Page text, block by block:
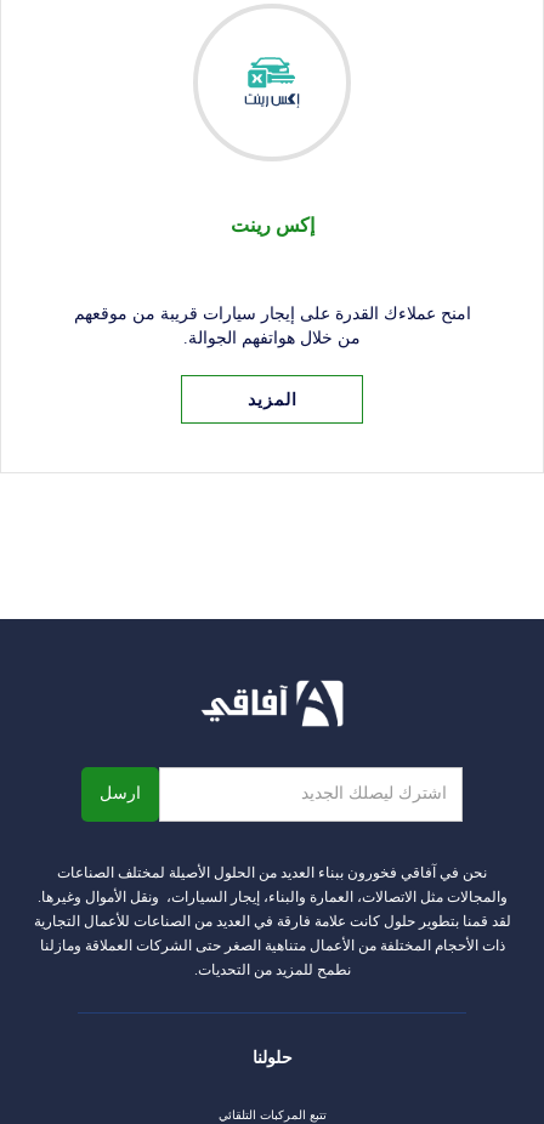
المزيد
إكس رينت
نحن في آفاقي فخورون ببناء العديد من الحلول الأصيلة لمختلف الصناعات
والمجالات مثل الاتصالات، العمارة والبناء، إيجار السيارات، ونقل الأموال وغيرها.
لقد قمنا بتطوير حلول كانت علامة فارقة في العديد من الصناعات للأعمال التجارية
ذات الأحجام المختلفة من الأعمال متناهية الصغر حتى الشركات العملاقة ومازلنا
نطمح للمزيد من التحديات.
حلولنا
تتبع المركبات التلقائي